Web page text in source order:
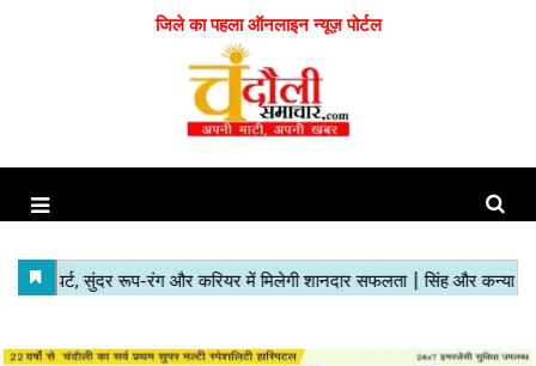
जिले का पहला ऑनलाइन न्यूज़ पोर्टल